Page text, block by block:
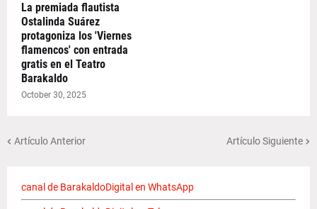
La premiada flautista
Ostalinda Suárez
protagoniza los 'Viernes
flamencos' con entrada
gratis en el Teatro
Barakaldo
October 30, 2025
Artículo Anterior Artículo Siguiente
canal de BarakaldoDigital en WhatsApp